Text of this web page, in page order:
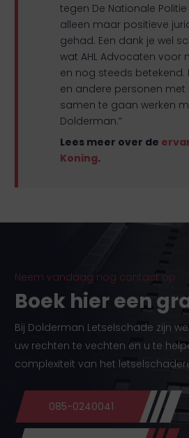
tegen De Nationale
alleen maar positieve
gehad. Een dank je wel
wat AHL Advocaten voor
en nog steeds betekend.
en andere personen met
samen te gaan werken
Dolderman.”
Lees meer over de
Koning.
Neem vandaag nog contact op
Boek hier een
Bij Dolderman Letselschade zijn
uw rechten te vechten en u te
complexiteit van het
085-0240041